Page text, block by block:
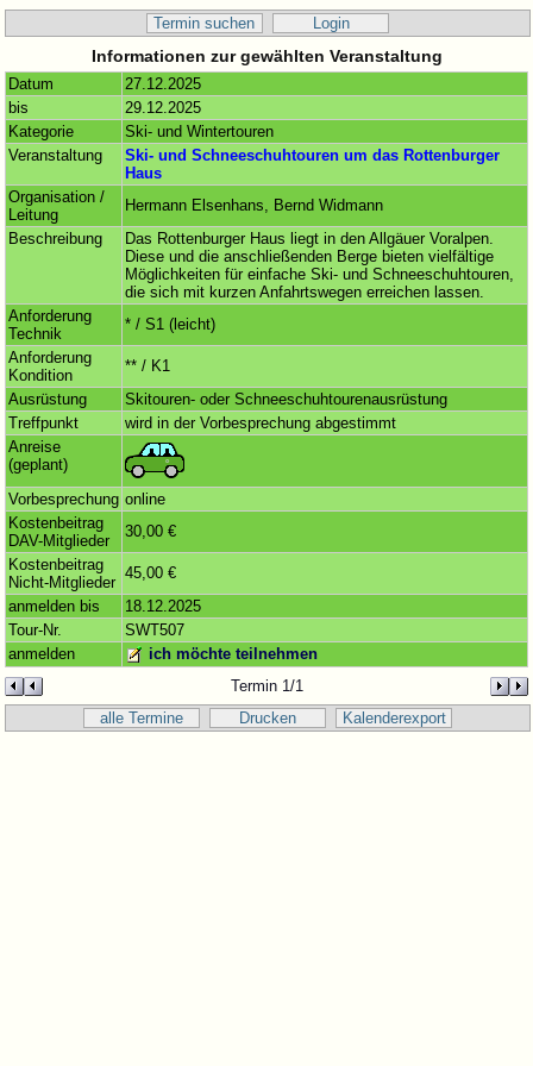
Termin suchen Login
Informationen zur gewählten Veranstaltung
Datum
27.12.2025
bis
29.12.2025
Kategorie
Ski- und Wintertouren
Veranstaltung
Ski- und Schneeschuhtouren um das Rottenburger
Haus
Organisation /
Leitung
Hermann Elsenhans, Bernd Widmann
Beschreibung
Das Rottenburger Haus liegt in den Allgäuer Voralpen.
Diese und die anschließenden Berge bieten vielfältige
Möglichkeiten für einfache Ski- und Schneeschuhtouren,
die sich mit kurzen Anfahrtswegen erreichen lassen.
Anforderung
Technik
* / S1 (leicht)
Anforderung
Kondition
** / K1
Ausrüstung
Skitouren- oder Schneeschuhtourenausrüstung
Treffpunkt
wird in der Vorbesprechung abgestimmt
Anreise
(geplant)
Vorbesprechung online
Kostenbeitrag
DAV-Mitglieder
30,00 €
Kostenbeitrag
Nicht-Mitglieder
45,00 €
anmelden bis
18.12.2025
Tour-Nr.
SWT507
anmelden
ich möchte teilnehmen
Termin 1/1
alle Termine
Drucken Kalenderexport